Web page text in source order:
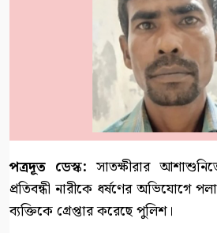
পত্রদূত ডেস্ক: সাতক্ষীরার
প্রতিবন্ধী নারীকে ধর্ষণের অভিযোগে
ব্যক্তিকে গ্রেপ্তার করেছে পুলিশ।